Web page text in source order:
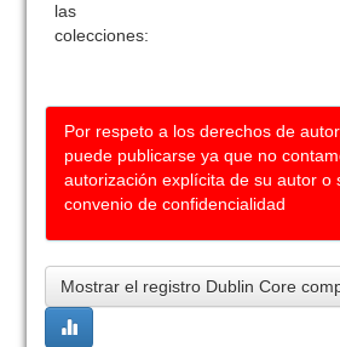
las
colecciones:
Por respeto a los derechos de
puede publicarse ya que no
autorización explícita de su autor o
convenio de confidencialidad
Mostrar el registro Dublin Core